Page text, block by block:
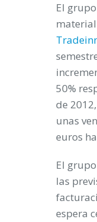
El
50%
de 2012
unas
euros
El
las
espera